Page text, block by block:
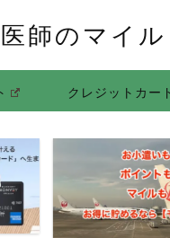
師のマイ
クレジットカー